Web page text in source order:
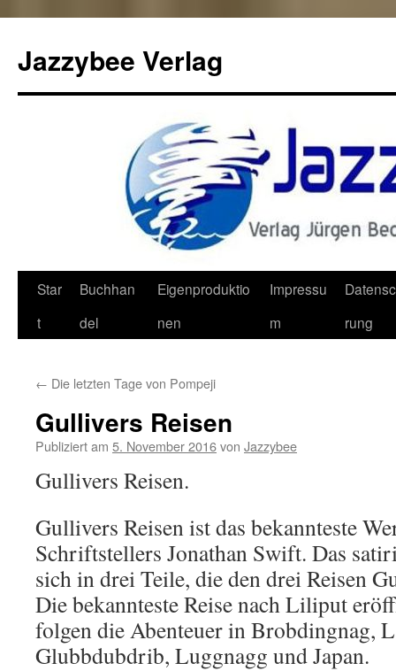
Jazzybee Verlag
Zum
Inhalt
Star
t
Buchhan
del
Eigenproduktio
nen
Impressu
m
rung
← Die letzten Tage von Pompeji
Gullivers Reisen
Publiziert am 5. November 2016von Jazzybee
Gullivers Reisen.
Gullivers Reisen ist das bekannteste
Schriftstellers Jonathan Swift. Das
sich in drei Teile, die den drei Reisen
Die bekannteste Reise nach Liliput
folgen die Abenteuer in Brobdingnag,
Glubbdubdrib, Luggnagg und Japan.